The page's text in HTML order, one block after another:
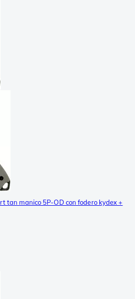
tan manico 5P-OD con fodero kydex +